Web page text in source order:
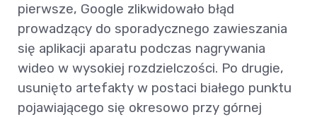
pierwsze, Google zlikwidowało błąd
prowadzący do sporadycznego zawieszania
się aplikacji aparatu podczas nagrywania
wideo w wysokiej rozdzielczości. Po drugie,
usunięto artefakty w postaci białego punktu
pojawiającego się okresowo przy górnej